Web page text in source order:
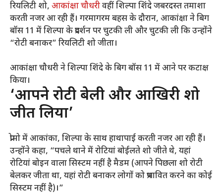
रियलिटी शो, आकांक्षा चौधरीवहीं शिल्पा शिंदे जबरदस्त तमाशा
करती नजर आ रही हैं। गरमागरम बहस के दौरान, आकांक्षा ने बिग
बॉस 11 में शिल्पा के प्रदर्शन पर चुटकी ली और चुटकी ली कि उन्होंने
“रोटी बनाकर” रियलिटी शो जीता।
आकांक्षा चौधरी ने शिल्पा शिंदे के बिग बॉस 11 में आने पर कटाक्ष
किया।
‘आपने रोटी बेली और आखिरी शो
जीत लिया’
प्रोमो में आकांका, शिल्पा के साथ हाथापाई करती नजर आ रही हैं।
उन्होंने कहा, “पचले थाने में रोटियां बोईलते शो जीते थे, यहां
रोटियां बोइन वाला सिस्टम नहीं है मैडम (आपने पिछला शो रोटी
बेलकर जीता था, यहां रोटी बनाकर लोगों को प्रभावित करने का कोई
सिस्टम नहीं है)।”